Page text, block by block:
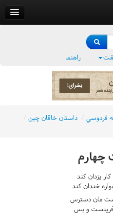
راهنما
فردوسي / داستان خاقان چين /
يزدان کند
خندان کند
مان دسترس
آفرينست و بس